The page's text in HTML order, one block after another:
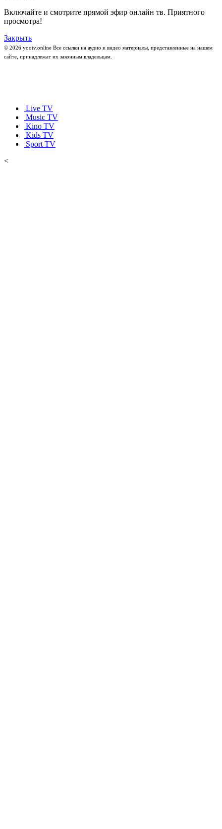
Включайте и смотрите прямой эфир онлайн тв. Приятного
просмотра!
Закрыть
© 2026 yootv.online Все ссылки на аудио и видео материалы, представленные на нашем
сайте, принадлежат их законным владельцам.
Live TV
Music TV
Kino TV
Kids TV
Sport TV
<